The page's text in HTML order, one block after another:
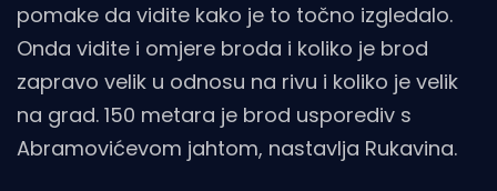
pomake da vidite kako je to točno izgledalo.
Onda vidite i omjere broda i koliko je brod
zapravo velik u odnosu na rivu i koliko je velik
na grad. 150 metara je brod usporediv s
Abramovićevom jahtom, nastavlja Rukavina.